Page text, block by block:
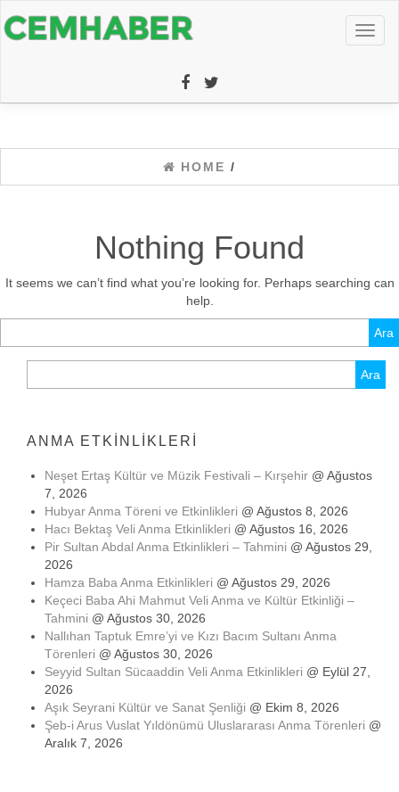
HOME /
Nothing Found
It seems we can’t find what you’re looking for. Perhaps searching can
help.
ANMA ETKINLIKLERI
Neşet Ertaş Kültür ve Müzik Festivali – Kırşehir @ Ağustos
7, 2026
Hubyar Anma Töreni ve Etkinlikleri @ Ağustos 8, 2026
Hacı Bektaş Veli Anma Etkinlikleri @ Ağustos 16, 2026
Pir Sultan Abdal Anma Etkinlikleri – Tahmini @ Ağustos 29,
2026
Hamza Baba Anma Etkinlikleri @ Ağustos 29, 2026
Keçeci Baba Ahi Mahmut Veli Anma ve Kültür Etkinliği –
Tahmini @ Ağustos 30, 2026
Nallıhan Taptuk Emre’yi ve Kızı Bacım Sultanı Anma
Törenleri @ Ağustos 30, 2026
Seyyid Sultan Sücaaddin Veli Anma Etkinlikleri @ Eylül 27,
2026
Aşık Seyrani Kültür ve Sanat Şenliği @ Ekim 8, 2026
Şeb-i Arus Vuslat Yıldönümü Uluslararası Anma Törenleri @
Aralık 7, 2026